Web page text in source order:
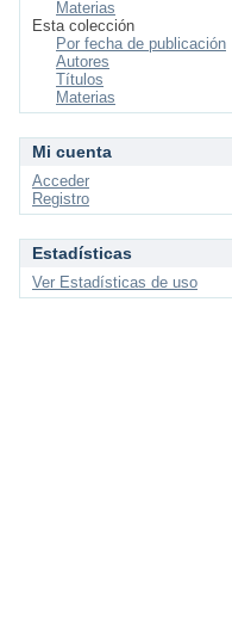
Materias
Esta colección
Por fecha de publicación
Autores
Títulos
Materias
Mi cuenta
Acceder
Registro
Estadísticas
Ver Estadísticas de uso